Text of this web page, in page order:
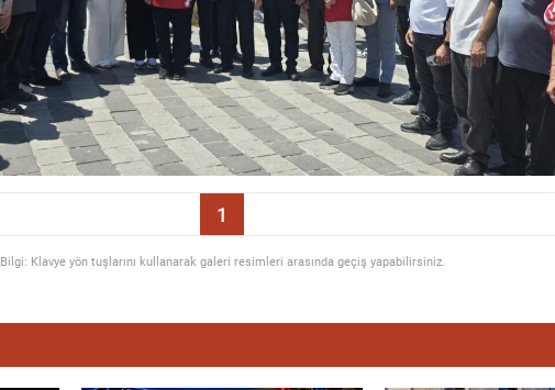
1
Bilgi: Klavye yön tuşlarını kullanarak galeri resimleri arasında geçiş yapabilirsiniz.